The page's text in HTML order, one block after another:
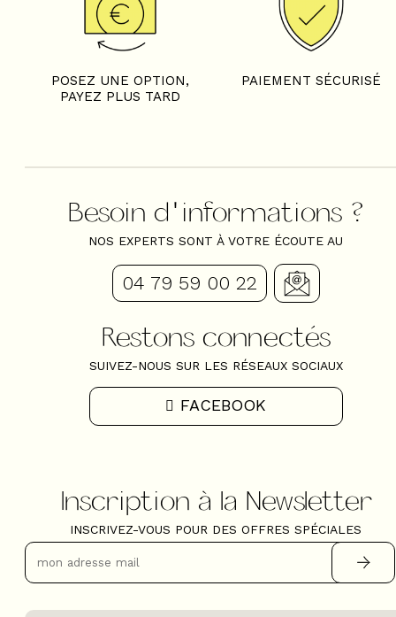
POSEZ UNE OPTION,
PAYEZ PLUS TARD
PAIEMENT SÉCURISÉ
Besoin d'informations ?
NOS EXPERTS SONT À VOTRE ÉCOUTE AU
04 79 59 00 22
Restons connectés
SUIVEZ-NOUS SUR LES RÉSEAUX SOCIAUX
FACEBOOK
Inscription à la Newsletter
INSCRIVEZ-VOUS POUR DES OFFRES SPÉCIALES